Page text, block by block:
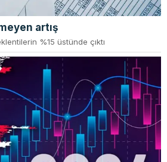
artış
%15 üstünde çıktı